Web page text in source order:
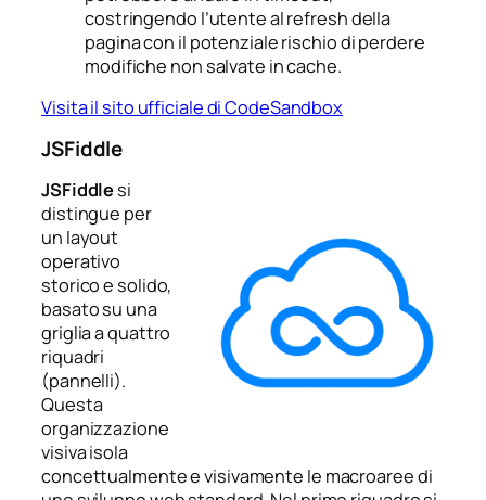
costringendo l’utente al refresh della
pagina con il potenziale rischio di perdere
modifiche non salvate in cache.
Visita il sito ufficiale di CodeSandbox
JSFiddle
JSFiddlesi
distingue per
un layout
operativo
storico e solido,
basato su una
griglia a quattro
riquadri
(pannelli).
Questa
organizzazione
visiva isola
concettualmente e visivamente le macroaree di